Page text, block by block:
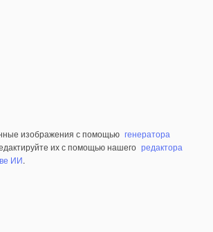
изображения с помощью генератора
их с помощью нашего редактора
ИИ.